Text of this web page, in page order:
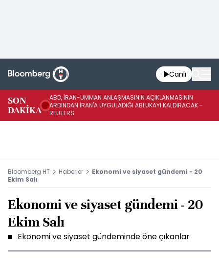
Canlı
SON
DAKİKA
ABD, İRAN-UMMAN ANLAŞMASININ AÇIKLANMASININ
ARDINDAN İRAN'A UYGULADIĞI ABLUKAYI KALDIRACAK -
REUTERS
Bloomberg HT Haberler
Ekonomi ve siyaset gündemi - 20
Ekim Salı
Ekonomi ve siyaset gündemi - 20
Ekim Salı
Ekonomi ve siyaset gündeminde öne çıkanlar